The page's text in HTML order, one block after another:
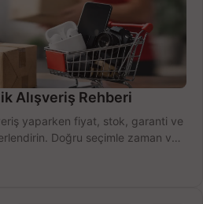
Alışveriş Rehberi
yaparken fiyat, stok, garanti ve
Doğru seçimle zaman ve